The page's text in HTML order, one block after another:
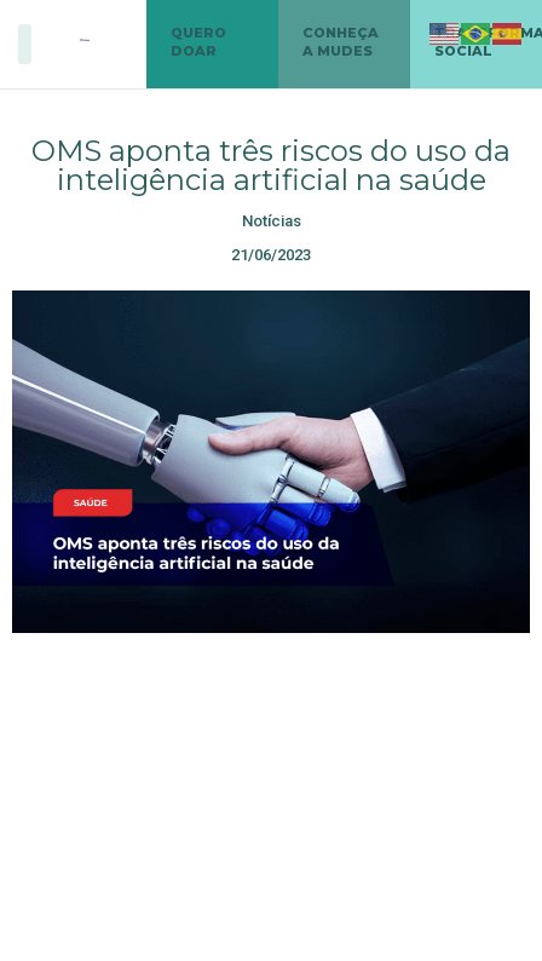
QUERO
DOAR
CONHEÇA
A MUDES
SOCIAL
OMS aponta três riscos do uso da
inteligência artificial na saúde
Notícias
21/06/2023